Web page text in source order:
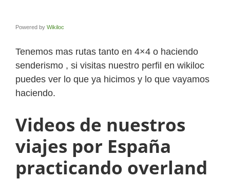
Powered by Wikiloc
Tenemos mas rutas tanto en 4×4 o haciendo
senderismo , si visitas nuestro perfil en wikiloc
puedes ver lo que ya hicimos y lo que vayamos
haciendo.
Videos de nuestros
viajes por España
practicando overland